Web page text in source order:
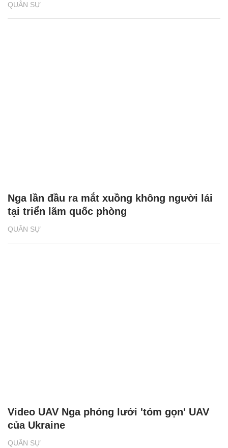
QUÂN SỰ
QUÂN SỰ
Nga lần đầu ra mắt xuồng không người lái
tại triển lãm quốc phòng
QUÂN SỰ
Video UAV Nga phóng lưới 'tóm gọn' UAV
của Ukraine